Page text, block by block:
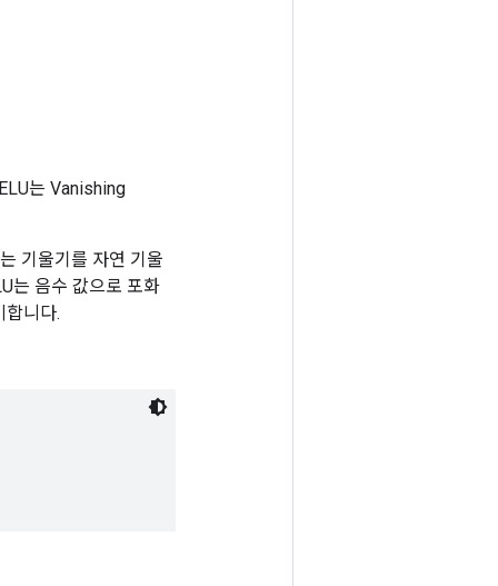
는 Vanishing
기울기를 자연 기울
는 음수 값으로 포화
합니다.